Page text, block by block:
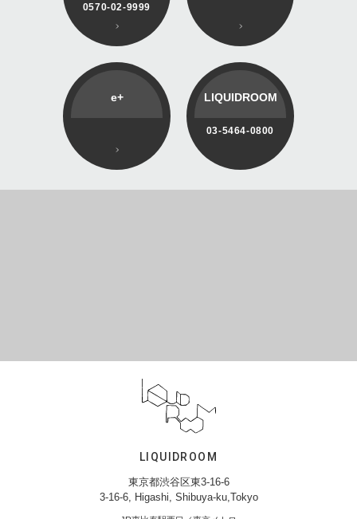
0570-02-9999
e+ LIQUIDROOM
03-5464-0800
LIQUIDROOM
東京都渋谷区東3-16-6
3-16-6, Higashi, Shibuya-ku,Tokyo